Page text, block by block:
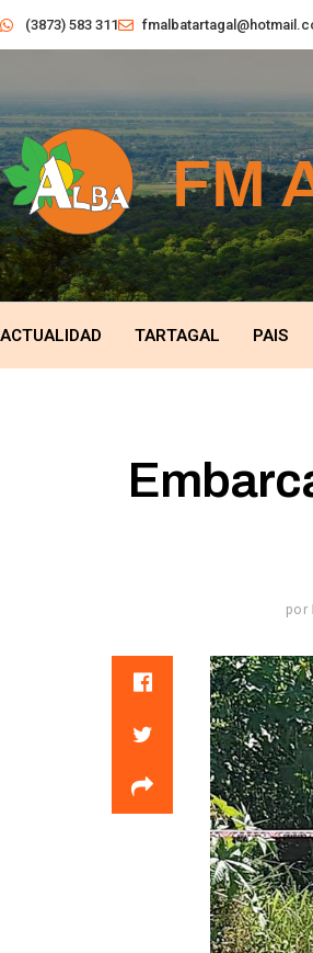
(3873) 583 311
ACTUALIDAD TARTAGAL PAIS
por